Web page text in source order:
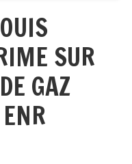
SUR
GAZ